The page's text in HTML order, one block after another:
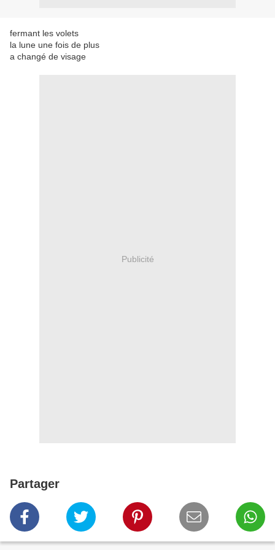
fermant les volets
la lune une fois de plus
a changé de visage
Publicité
Partager